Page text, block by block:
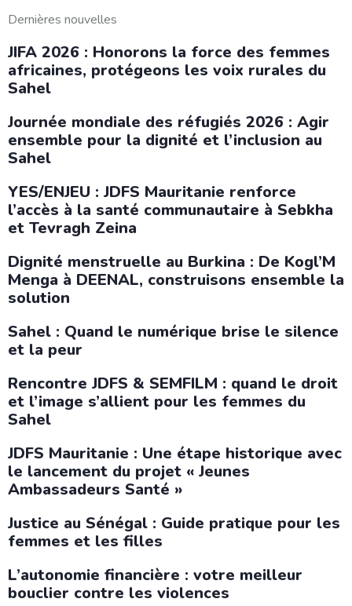
Dernières nouvelles
JIFA 2026 : Honorons la force des femmes
africaines, protégeons les voix rurales du
Sahel
Journée mondiale des réfugiés 2026 : Agir
ensemble pour la dignité et l’inclusion au
Sahel
YES/ENJEU : JDFS Mauritanie renforce
l’accès à la santé communautaire à Sebkha
et Tevragh Zeina
Dignité menstruelle au Burkina : De Kogl’M
Menga à DEENAL, construisons ensemble la
solution
Sahel : Quand le numérique brise le silence
et la peur
Rencontre JDFS & SEMFILM : quand le droit
et l’image s’allient pour les femmes du
Sahel
JDFS Mauritanie : Une étape historique avec
le lancement du projet « Jeunes
Ambassadeurs Santé »
Justice au Sénégal : Guide pratique pour les
femmes et les filles
L’autonomie financière : votre meilleur
bouclier contre les violences